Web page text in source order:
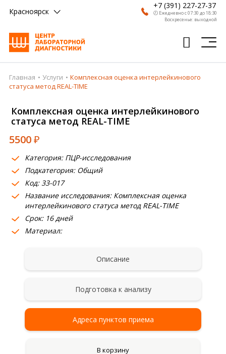
Красноярск
+7 (391) 227-27-37
🕗 Ежедневно с 07:30 до 18:30
Воскресенье: выходной
Главная
Врачи
Получить результат
Пациентам
О компании
Где сдать
Партнерам
Главная Услуги
Комплексная оценка интерлейкинового
статуса метод REAL-TIME
Комплексная оценка интерлейкинового
статуса метод REAL-TIME
5500₽
Категория: ПЦР-исследования
Подкатегория: Общий
Код: 33-017
Название исследования: Комплексная оценка
интерлейкинового статуса метод REAL-TIME
Срок: 16 дней
Материал:
Описание
Подготовка к анализу
Адреса пунктов приема
В корзину